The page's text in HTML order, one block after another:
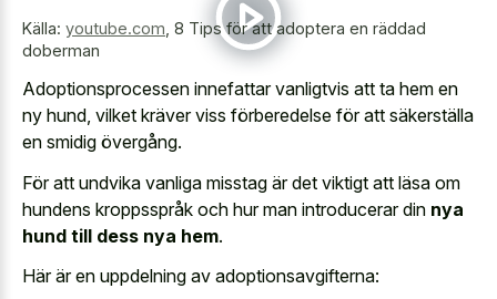
Källa: youtube.com 8 Tips för att adoptera en räddad
doberman
Adoptionsprocessen innefattar vanligtvis att ta hem en
ny hund, vilket kräver viss förberedelse för att säkerställa
en smidig övergång.
För att undvika vanliga misstag är det viktigt att läsa om
hundens kroppsspråk och hur man introducerar din nya
hund till dess nya hem.
Här är en uppdelning av adoptionsavgifterna: